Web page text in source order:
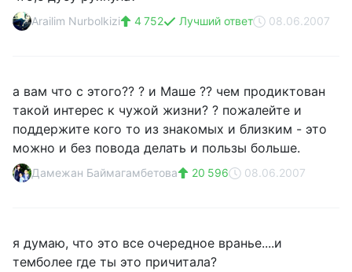
Arailim Nurbolkizi 4 752 Лучший ответ 08.06.2007
а вам что с этого?? ? и Маше ?? чем продиктован
такой интерес к чужой жизни? ? пожалейте и
поддержите кого то из знакомых и близким - это
можно и без повода делать и пользы больше.
Дамежан Баймагамбетова 20 596 08.06.2007
я думаю, что это все очередное вранье....и
темболее где ты это причитала?